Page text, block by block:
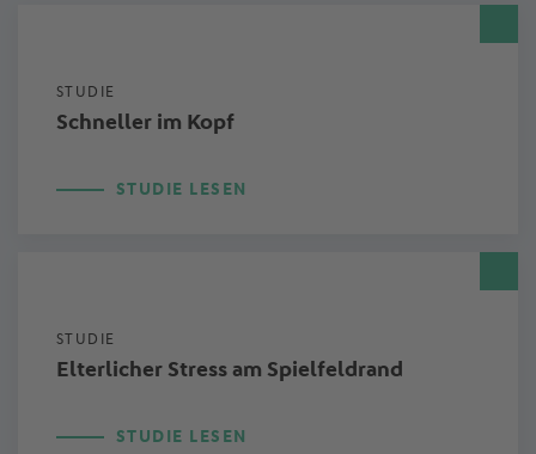
STUDIE
Schneller im Kopf
STUDIE LESEN
STUDIE
Elterlicher Stress am Spielfeldrand
STUDIE LESEN